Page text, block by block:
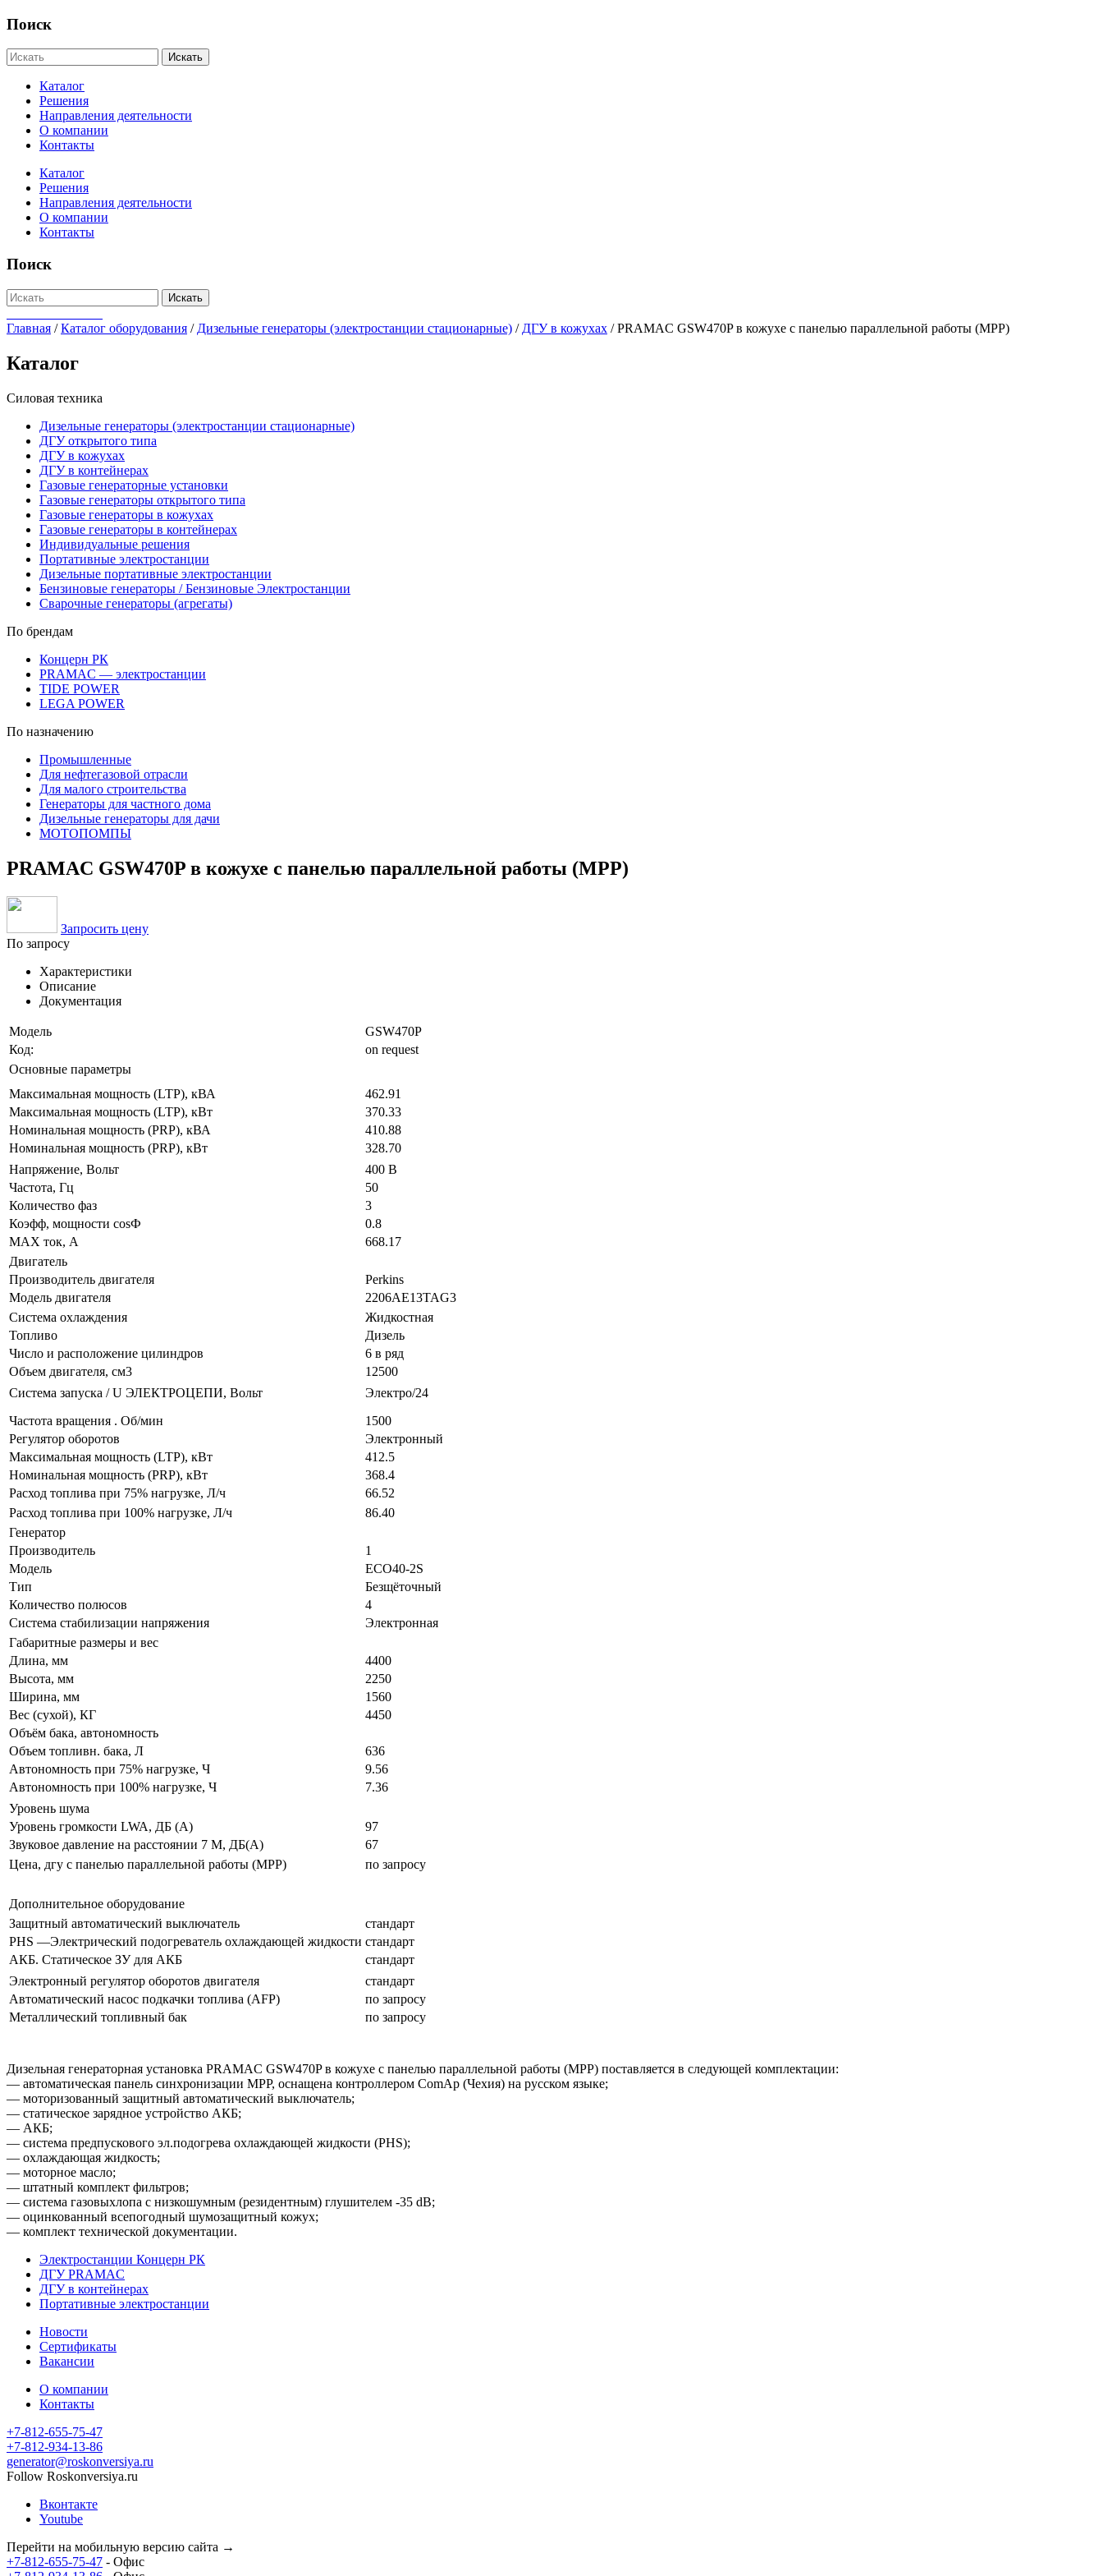
Поиск
Искать
Каталог
Решения
Направления деятельности
О компании
Контакты
Каталог
Решения
Направления деятельности
О компании
Контакты
Поиск
Искать
Главная /Каталог оборудования / Дизельные генераторы (электростанции стационарные) / ДГУ в кожухах /PRAMAC GSW470P в кожухе с панелью параллельной работы (MPP)
Каталог
Силовая техника
Дизельные генераторы (электростанции стационарные)
ДГУ открытого типа
ДГУ в кожухах
ДГУ в контейнерах
Газовые генераторные установки
Газовые генераторы открытого типа
Газовые генераторы в кожухах
Газовые генераторы в контейнерах
Индивидуальные решения
Портативные электростанции
Дизельные портативные электростанции
Бензиновые генераторы / Бензиновые Электростанции
Сварочные генераторы (агрегаты)
По брендам
Концерн РК
PRAMAC — электростанции
TIDE POWER
LEGA POWER
По назначению
Промышленные
Для нефтегазовой отрасли
Для малого строительства
Генераторы для частного дома
Дизельные генераторы для дачи
МОТОПОМПЫ
PRAMAC GSW470P в кожухе с панелью параллельной работы (MPP)
Запросить цену
По запросу
Характеристики
Описание
Документация
Модель
GSW470P
Код:
on request
Основные параметры
Максимальная мощность (LTP), кВА
462.91
Максимальная мощность (LTP), кВт
370.33
Номинальная мощность (PRP), кВА
410.88
Номинальная мощность (PRP), кВт
328.70
Напряжение, Вольт
400 В
Частота, Гц
50
Количество фаз
3
Коэфф, мощности cosФ
0.8
MAX ток, А
668.17
Двигатель
Производитель двигателя
Perkins
Модель двигателя
2206AE13TAG3
Система охлаждения
Жидкостная
Топливо
Дизель
Число и расположение цилиндров
6 в ряд
Объем двигателя, см3
12500
Система запуска / U ЭЛЕКТРОЦЕПИ, Вольт
Электро/24
Частота вращения . Об/мин
1500
Регулятор оборотов
Электронный
Максимальная мощность (LTP), кВт
412.5
Номинальная мощность (PRP), кВт
368.4
Расход топлива при 75% нагрузке, Л/ч
66.52
Расход топлива при 100% нагрузке, Л/ч
86.40
Генератор
Производитель
1
Модель
ECO40-2S
Тип
Безщёточный
Количество полюсов
4
Система стабилизации напряжения
Электронная
Габаритные размеры и вес
Длина, мм
4400
Высота, мм
2250
Ширина, мм
1560
Вес (сухой), КГ
4450
Объём бака, автономность
Объем топливн. бака, Л
636
Автономность при 75% нагрузке, Ч
9.56
Автономность при 100% нагрузке, Ч
7.36
Уровень шума
Уровень громкости LWA, ДБ (А)
97
Звуковое давление на расстоянии 7 М, ДБ(А)
67
Цена, дгу с панелью параллельной работы (МРР)
по запросу
Дополнительное оборудование
Защитный автоматический выключатель
стандарт
PHS —Электрический подогреватель охлаждающей жидкости стандарт
АКБ. Статическое ЗУ для АКБ
стандарт
Электронный регулятор оборотов двигателя
стандарт
Автоматический насос подкачки топлива (AFP)
по запросу
Металлический топливный бак
по запросу
Дизельная генераторная установка PRAMAC GSW470P в кожухе с панелью параллельной работы (MPP) поставляется в следующей комплектации:
— автоматическая панель синхронизации MPP, оснащена контроллером ComAp (Чехия) на русском языке;
— моторизованный защитный автоматический выключатель;
— статическое зарядное устройство АКБ;
— АКБ;
— система предпускового эл.подогрева охлаждающей жидкости (PHS);
— охлаждающая жидкость;
— моторное масло;
— штатный комплект фильтров;
— система газовыхлопа с низкошумным (резидентным) глушителем -35 dB;
— оцинкованный всепогодный шумозащитный кожух;
— комплект технической документации.
Электростанции Концерн РК
ДГУ PRAMAC
ДГУ в контейнерах
Портативные электростанции
Новости
Сертификаты
Вакансии
О компании
Контакты
+7-812-655-75-47
+7-812-934-13-86
generator@roskonversiya.ru
Follow Roskonversiya.ru
Вконтакте
Youtube
Перейти на мобильную версию сайта →
+7-812-655-75-47 - Офис